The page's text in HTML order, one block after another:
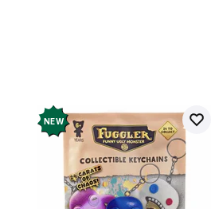
NEW